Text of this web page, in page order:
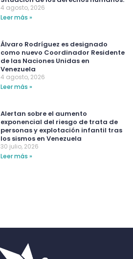
4 agosto, 2026
Leer más »
Álvaro Rodríguez es designado
como nuevo Coordinador Residente
de las Naciones Unidas en
Venezuela
4 agosto, 2026
Leer más »
Alertan sobre el aumento
exponencial del riesgo de trata de
personas y explotación infantil tras
los sismos en Venezuela
30 julio, 2026
Leer más »